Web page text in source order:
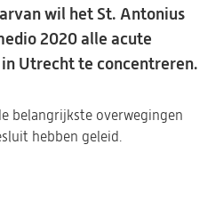
wil het St. Antonius
2020 alle acute
Utrecht te concentreren.
belangrijkste overwegingen
hebben geleid.